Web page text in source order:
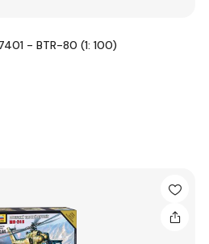
- BTR-80 (1: 100)